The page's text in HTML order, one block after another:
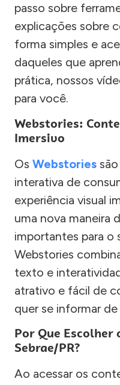
passo sobre
explicações sobre
forma simples e
daqueles que
prática, nossos
para você.
Webstories:
Imersivo
Os Webstories
interativa de
experiência visual
uma nova maneira
importantes para o
Webstories
texto e
atrativo e fácil de
quer se informar
Por Que Escolher
Sebrae/PR?
Ao acessar os